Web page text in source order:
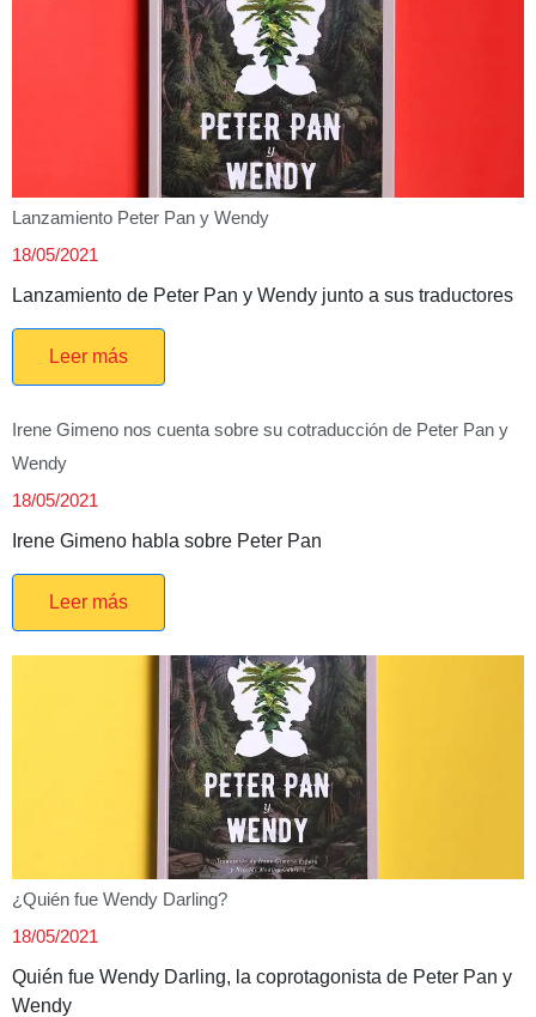
Lanzamiento Peter Pan y Wendy
18/05/2021
Lanzamiento de Peter Pan y Wendy junto a sus traductores
Leer más
Irene Gimeno nos cuenta sobre su cotraducción de Peter Pan y
Wendy
18/05/2021
Irene Gimeno habla sobre Peter Pan
Leer más
¿Quién fue Wendy Darling?
18/05/2021
Quién fue Wendy Darling, la coprotagonista de Peter Pan y
Wendy